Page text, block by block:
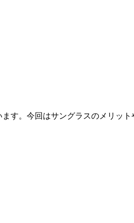
す。今回はサングラスのメリッ